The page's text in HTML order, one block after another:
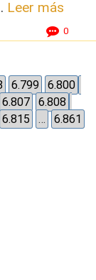
Leer más
0
6.799
6.800
6.807
6.808
6.815 …
6.861